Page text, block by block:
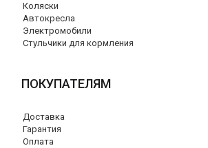
Коляски
Автокресла
Электромобили
Стульчики для кормления
ПОКУПАТЕЛЯМ
Доставка
Гарантия
Оплата